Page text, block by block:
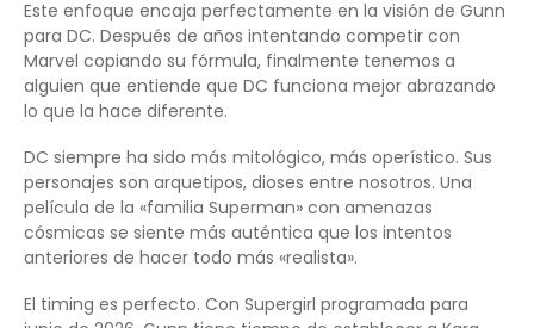
Este enfoque encaja perfectamente en la visión de Gunn
para DC. Después de años intentando competir con
Marvel copiando su fórmula, finalmente tenemos a
alguien que entiende que DC funciona mejor abrazando
lo que la hace diferente.
DC siempre ha sido más mitológico, más operístico. Sus
personajes son arquetipos, dioses entre nosotros. Una
película de la «familia Superman» con amenazas
cósmicas se siente más auténtica que los intentos
anteriores de hacer todo más «realista».
El timing es perfecto. Con Supergirl programada para